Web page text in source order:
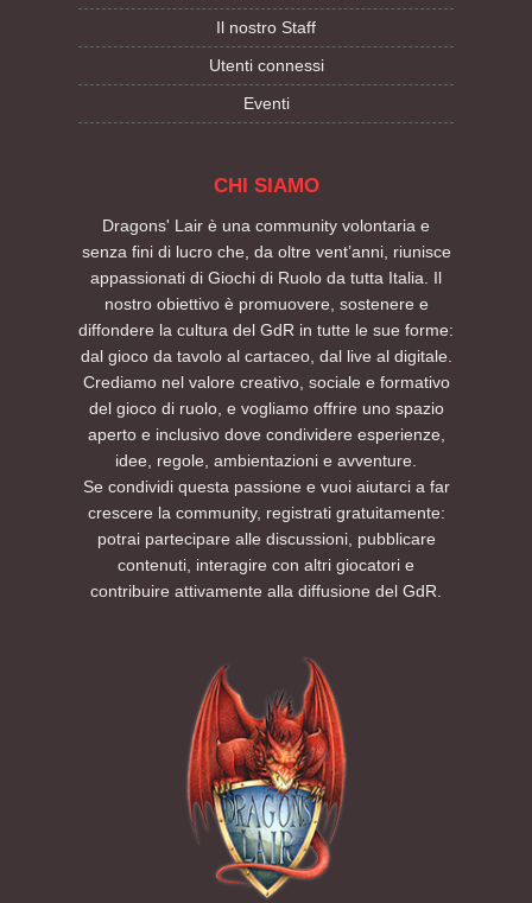
Il nostro Staff
Utenti connessi
Eventi
CHI SIAMO
Dragons' Lair è una community volontaria e
senza fini di lucro che, da oltre vent’anni, riunisce
appassionati di Giochi di Ruolo da tutta Italia. Il
nostro obiettivo è promuovere, sostenere e
diffondere la cultura del GdR in tutte le sue forme:
dal gioco da tavolo al cartaceo, dal live al digitale.
Crediamo nel valore creativo, sociale e formativo
del gioco di ruolo, e vogliamo offrire uno spazio
aperto e inclusivo dove condividere esperienze,
idee, regole, ambientazioni e avventure.
Se condividi questa passione e vuoi aiutarci a far
crescere la community, registrati gratuitamente:
potrai partecipare alle discussioni, pubblicare
contenuti, interagire con altri giocatori e
contribuire attivamente alla diffusione del GdR.